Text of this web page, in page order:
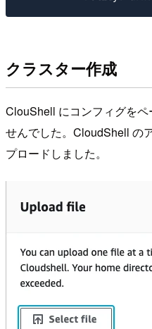
クラスター作成
ClouShell にコンフィグを
せんでした。CloudShell の
プロードしました。